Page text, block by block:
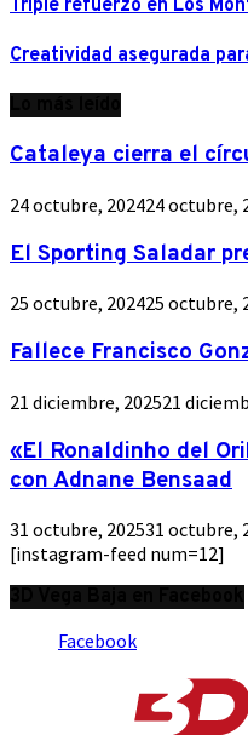
Triple refuerzo en Los
Creatividad asegurada
Cataleya cierra el
24 octubre, 202424 octubre,
El Sporting Saladar
25 octubre, 202425 octubre,
Fallece Francisco
21 diciembre, 202521
«El Ronaldinho del
con Adnane Bensaad
31 octubre, 202531 octubre,
[instagram-feed num=12]
Facebook